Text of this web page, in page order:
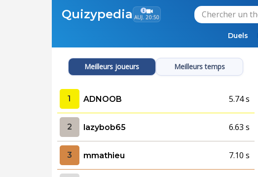
Quizypedia AUJ. 20:50
Duels
Meilleurs joueurs Meilleurs temps
1 ADNOOB 5.74 s
2 lazybob65 6.63 s
3 mmathieu 7.10 s